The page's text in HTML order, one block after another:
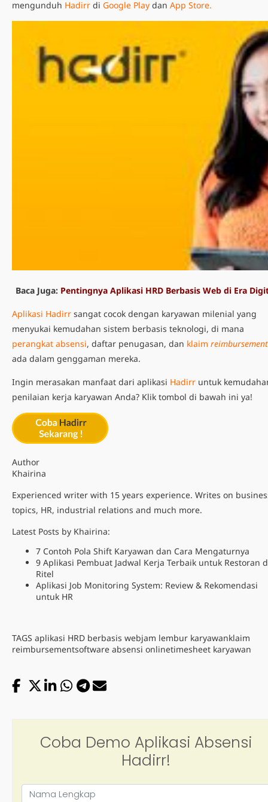
mengunduh Hadirr di Google Play dan App Store.
Baca Juga: Pentingnya Aplikasi HRD Berbasis Web di Era
Aplikasi Hadirr sangat cocok dengan karyawan milenial yang
menyukai kemudahan sistem berbasis teknologi, di mana
perangkat absensi, daftar penugasan, dan klaim reimbursement
ada dalam genggaman mereka.
Ingin merasakan manfaat dari aplikasi Hadirr untuk
penilaian kerja karyawan Anda? Klik tombol di bawah ini ya!
Author
Khairina
Experienced writer with 15 years experience. Writes on
topics, HR, industrial relations and much more.
Latest Posts by Khairina:
7 Contoh Pola Shift Karyawan dan Cara Mengaturnya
9 Aplikasi Pembuat Jadwal Kerja Terbaik untuk Restoran
Ritel
Aplikasi Job Monitoring System: Review & Rekomendasi
untuk HR
TAGS aplikasi HRD berbasis webjam lembur karyawanklaim
reimbursementsoftware absensi onlinetimesheet karyawan